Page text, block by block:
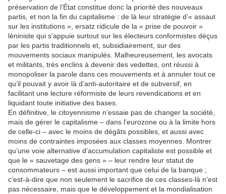
préservation de l’État constitue donc la priorité des nouveaux
partis, et non la fin du capitalisme : de là leur stratégie d’« assaut
sur les institutions », ersatz ridicule de la « prise de pouvoir »
léniniste qui s’appuie surtout sur les électeurs conformistes déçus
par les partis traditionnels et, subsidiairement, sur des
mouvements sociaux manipulés. Malheureusement, les avocats
et militants, très enclins à devenir des vedettes, ont réussi à
monopoliser la parole dans ces mouvements et à annuler tout ce
qu’il pouvait y avoir là d’anti-autoritaire et de subversif, en
facilitant une lecture réformiste de leurs revendications et en
liquidant toute initiative des bases.
En définitive, le citoyennisme n’essaie pas de changer la société,
mais de gérer le capitalisme – dans l’eurozone ou à la limite hors
de celle-ci – avec le moins de dégâts possibles, et aussi avec
moins de contraintes imposées aux classes moyennes. Montrer
qu’une voie alternative d’accumulation capitaliste est possible et
que le « sauvetage des gens » – leur rendre leur statut de
consommateurs – est aussi important que celui de la banque ;
c’est-à-dire que non seulement le sacrifice de ces classes-là n’est
pas nécessaire, mais que le développement et la mondialisation